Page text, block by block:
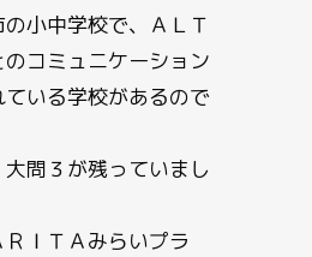
小中学校で、ＡＬＴ
コミュニケーション
いる学校があるので
問３が残っていまし
ＩＴＡみらいプラ